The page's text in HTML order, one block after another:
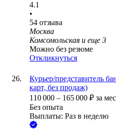
4.1
•
54 отзыва
Москва
Комсомольская и еще 3
Можно без резюме
Откликнуться
Курьер/представитель
карт, без продаж)
110 000 – 165 000 ₽ за
Без опыта
Выплаты: Раз в неделю